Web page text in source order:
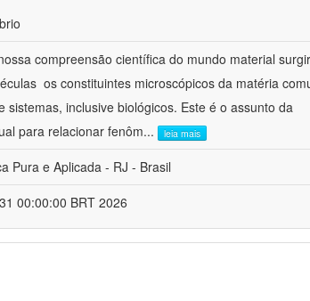
compreensão científica do mundo material
 os constituintes microscópicos da matéria
inclusive biológicos. Este é o assunto da
para relacionar fenôm... leia mais
Pura e Aplicada - RJ - Brasil
00:00:00 BRT 2026